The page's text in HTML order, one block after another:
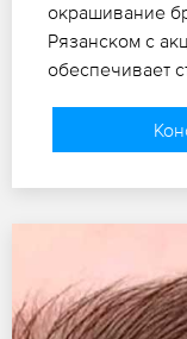
окрашивание
Рязанском с
обеспечивает